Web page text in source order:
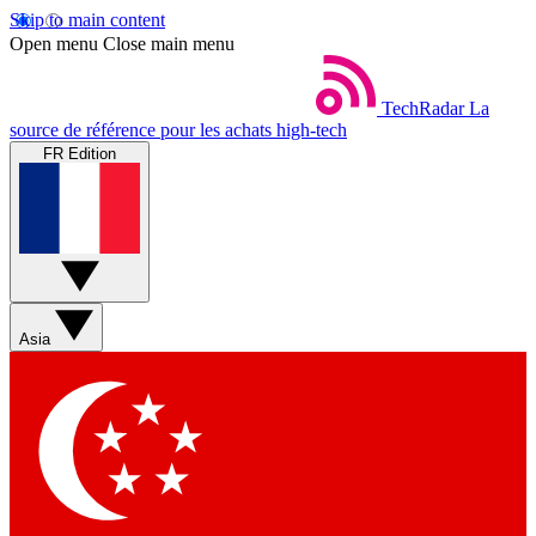
Skip to main content
Open menu Close main menu
TechRadar La
source de référence pour les achats high-tech
FR Edition
Asia